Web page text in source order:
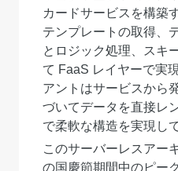
カードサービスを構築
テンプレートの取得、
とロジック処理、スキ
て FaaS レイヤーで実
アントはサービスから
づいてデータを直接レ
で柔軟な構造を実現し
このサーバーレスアー
の国慶節期間中のピー